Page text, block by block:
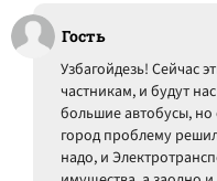
Гость
Узбагойдезь! Сейчас
частникам, и будут
большие автобусы,
город проблему
надо, и